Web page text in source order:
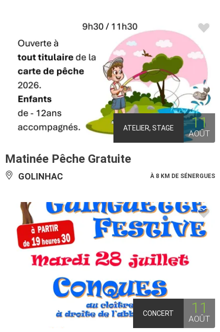
ATELIER, STAGE 11
AOÛT
Matinée Pêche Gratuite
GOLINHAC À 8 KM DE SÉNERGUES
CONCERT 11
AOÛT